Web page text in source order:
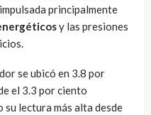
principalmente
y las presiones
se ubicó en 3.8 por
el 3.3 por ciento
lectura más alta desde